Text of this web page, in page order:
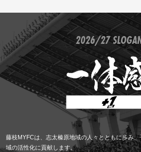
2026/27
藤枝MYFCは、志太榛原地域の人々とともに歩み
域の活性化に貢献します。